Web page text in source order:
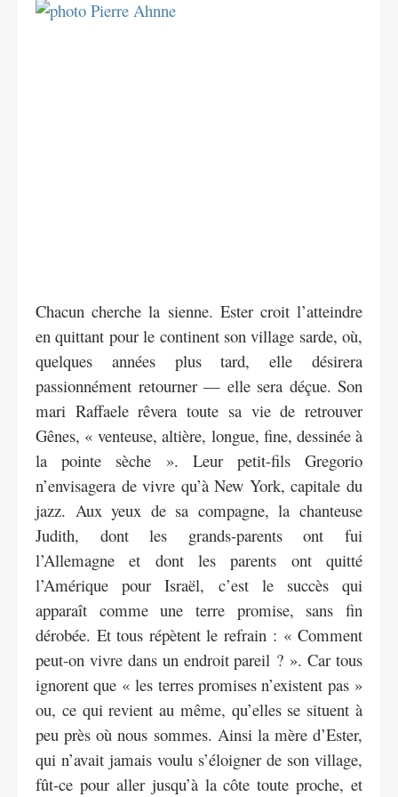
Chacun cherche la sienne. Ester croit l’atteindre
en quittant pour le continent son village sarde, où,
quelques années plus tard, elle désirera
passionnément retourner ­— elle sera déçue. Son
mari Raffaele rêvera toute sa vie de retrouver
Gênes, « venteuse, altière, longue, fine, dessinée à
la pointe sèche ». Leur petit-fils Gregorio
n’envisagera de vivre qu’à New York, capitale du
jazz. Aux yeux de sa compagne, la chanteuse
Judith, dont les grands-parents ont fui
l’Allemagne et dont les parents ont quitté
l’Amérique pour Israël, c’est le succès qui
apparaît comme une terre promise, sans fin
dérobée. Et tous répètent le refrain : « Comment
peut-on vivre dans un endroit pareil ? ». Car tous
ignorent que « les terres promises n’existent pas »
ou, ce qui revient au même, qu’elles se situent à
peu près où nous sommes. Ainsi la mère d’Ester,
qui n’avait jamais voulu s’éloigner de son village,
fût-ce pour aller jusqu’à la côte toute proche, et